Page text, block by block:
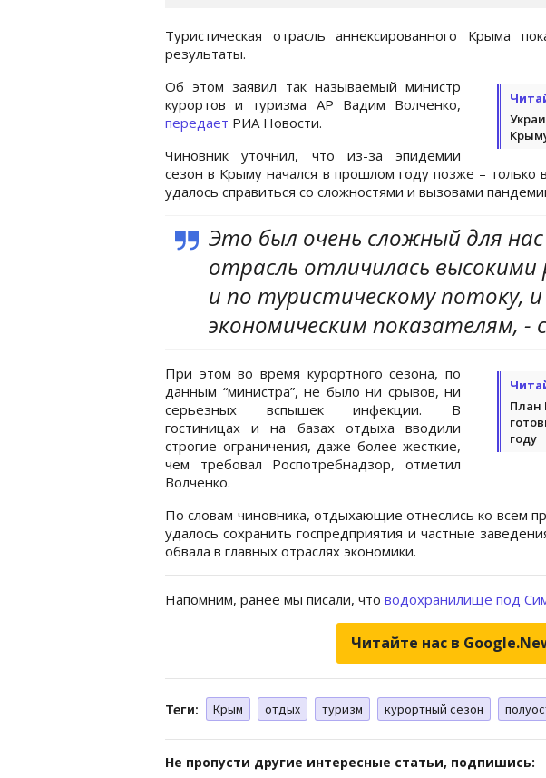
Туристическая отрасль аннексированного Крыма
результаты.
Об этом заявил так называемый министр
курортов и туризма АР Вадим Волченко,
передает РИА Новости.
Чиновник уточнил, что из-за эпидемии
сезон в Крыму начался в прошлом году позже – только
удалось справиться со сложностями и вызовами
Это был очень сложный для нас
отрасль отличилась
и по туристическому потоку,
экономическим показателям, -
План
году
При этом во время курортного сезона, по
данным “министра”, не было ни срывов, ни
серьезных вспышек инфекции. В
гостиницах и на базах отдыха вводили
строгие ограничения, даже более жесткие,
чем требовал Роспотребнадзор, отметил
Волченко.
По словам чиновника, отдыхающие отнеслись ко всем
удалось сохранить госпредприятия и частные
обвала в главных отраслях экономики.
Напомним, ранее мы писали, что водохранилище под
Читайте нас в
Теги: Крым отдых туризм курортный сезон
Не пропусти другие интересные статьи, подпишись: